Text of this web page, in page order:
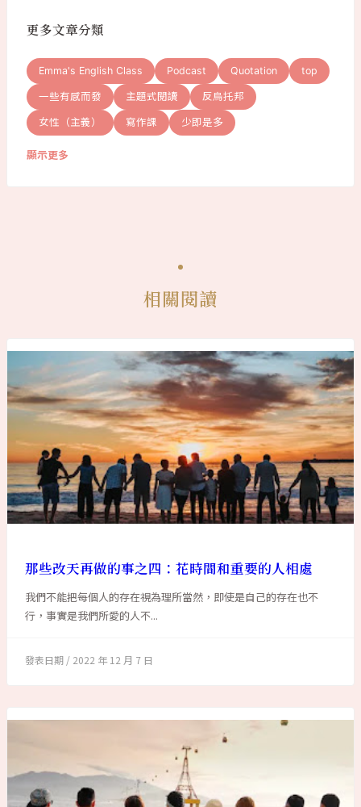
更多文章分類
Emma's English Class Podcast Quotation top
一些有感而發 主題式閱讀 反烏托邦
女性（主義） 寫作課 少即是多
顯示更多
相關閱讀
那些改天再做的事之四：花時間和重要的人相處
我們不能把每個人的存在視為理所當然，即使是自己的存在也不
行，事實是我們所愛的人不...
2022 年 12 月 7 日